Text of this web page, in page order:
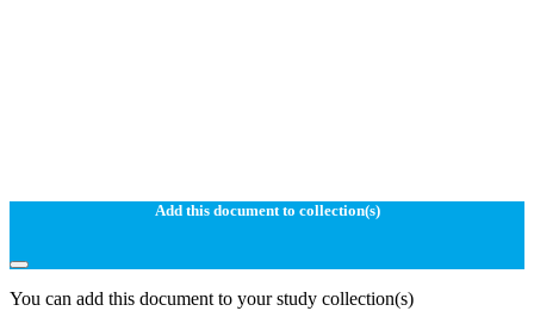
Add this document to collection(s)
You can add this document to your study collection(s)